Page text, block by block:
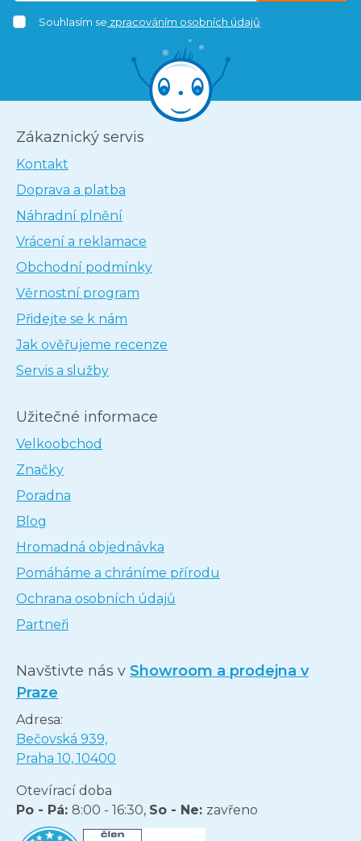
Souhlasím se zpracováním osobních údajů
Zákaznický servis
Kontakt
Doprava a platba
Náhradní plnění
Vrácení a reklamace
Obchodní podmínky
Věrnostní program
Přidejte se k nám
Jak ověřujeme recenze
Servis a služby
Užitečné informace
Velkoobchod
Značky
Poradna
Blog
Hromadná objednávka
Pomáháme a chráníme přírodu
Ochrana osobních údajů
Partneři
Navštivte nás v Showroom a prodejna v
Praze
Adresa:
Bečovská 939,
Praha 10, 10400
Otevírací doba
Po - Pá: 8:00 - 16:30, So - Ne: zavřeno